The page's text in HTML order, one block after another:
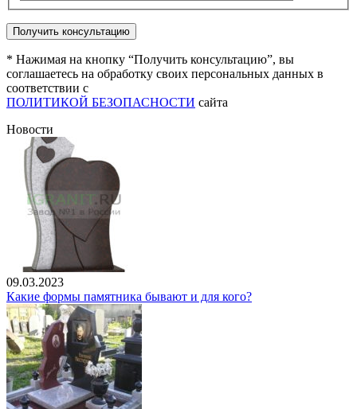
* Нажимая на кнопку “Получить консультацию”, вы
соглашаетесь на обработку своих персональных данных в
соответствии с
ПОЛИТИКОЙ БЕЗОПАСНОСТИ сайта
Новости
09.03.2023
Какие формы памятника бывают и для кого?